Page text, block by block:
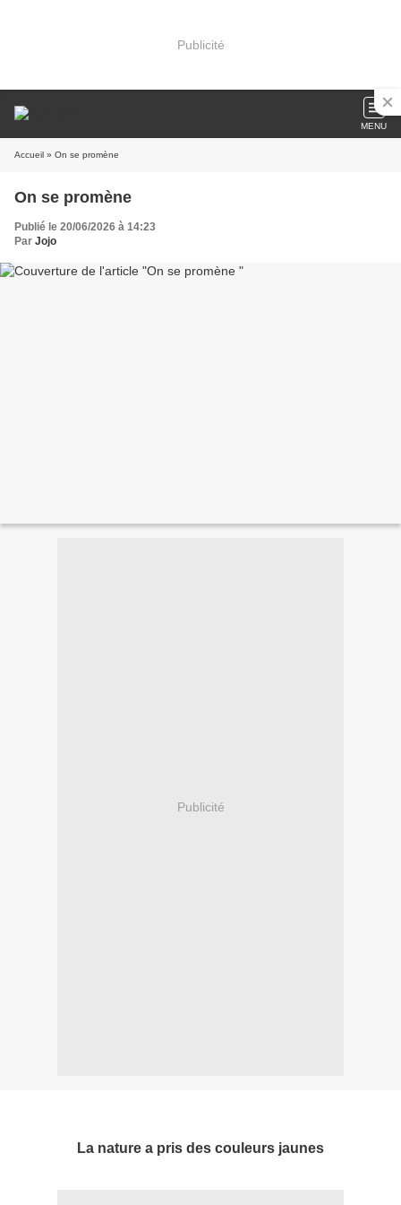
Publicité
MENU
Accueil » On se promène
On se promène
Publié le 20/06/2026 à 14:23
Par Jojo
Publicité
La nature a pris des couleurs jaunes